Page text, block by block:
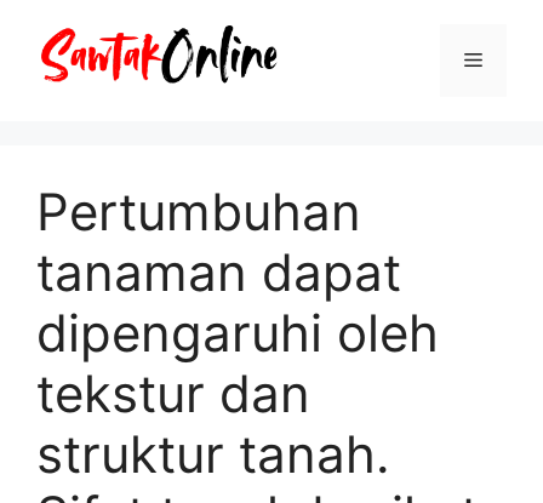
Menu
Pertumbuhan
tanaman dapat
dipengaruhi oleh
tekstur dan
struktur tanah.